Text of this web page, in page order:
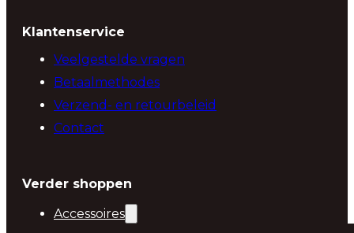
Klantenservice
Veelgestelde vragen
Betaalmethodes
Verzend- en retourbeleid
Contact
Verder shoppen
Accessoires